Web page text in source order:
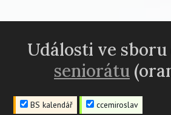
Události ve sboru
seniorátu
BS kalendář ccemiroslav